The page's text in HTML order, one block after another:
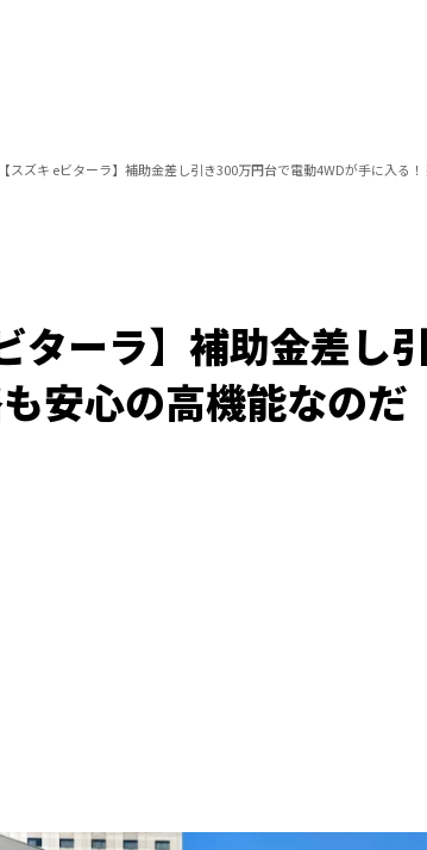
【スズキ eビターラ】補助金差し引き300万円台で電動4WDが手に入る
ターラ】補助金差
安心の高機能なのだ